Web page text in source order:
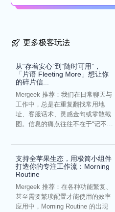
更多极客玩法
从“存着安心”到“随时可用”，
「片语 Fleeting More」想让你
的碎片信...
Mergeek 推荐：我们在日常聊天与
工作中，总是在重复翻找常用地
址、客服话术、灵感金句或零散截
图。信息的痛点往往不在于“记不
支持全苹果生态，用极简小组件
打造你的专注工作流：Morning
Routine
Mergeek 推荐：在各种功能繁复、
甚至需要繁琐配置才能使用的效率
应用中，Morning Routine 的出现